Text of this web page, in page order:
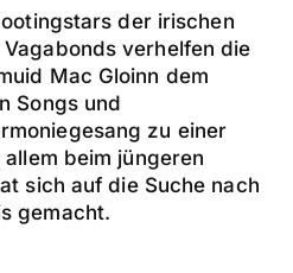
der irischen
Vagabonds verhelfen die
Mac Gloinn dem
Songs und
zu einer
beim jüngeren
sich auf die Suche nach
gemacht.